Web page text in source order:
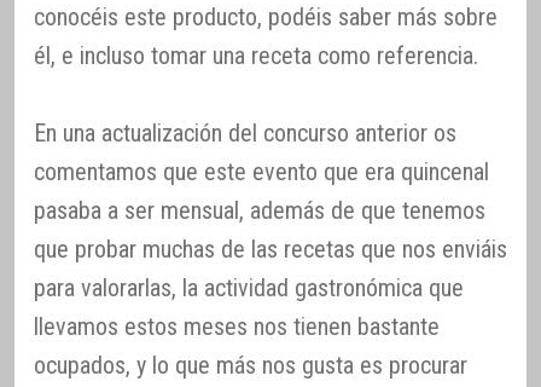
conocéis este producto, podéis saber más sobre
él, e incluso tomar una receta como referencia.
En una actualización del concurso anterior os
comentamos que este evento que era quincenal
pasaba a ser mensual, además de que tenemos
que probar muchas de las recetas que nos enviáis
para valorarlas, la actividad gastronómica que
llevamos estos meses nos tienen bastante
ocupados, y lo que más nos gusta es procurar